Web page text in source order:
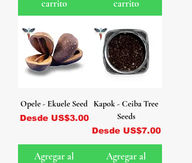
carrito
carrito
Opele - Ekuele Seed
Desde US$3.00
Precio de oferta
Agregar al
Kapok - Ceiba Tree
Seeds
Desde US$7.00
Precio de oferta
Agregar al